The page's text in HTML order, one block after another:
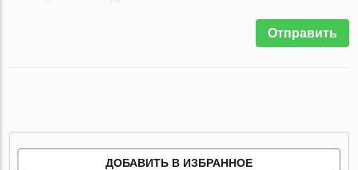
Отправить
ДОБАВИТЬ В ИЗБРАННОЕ